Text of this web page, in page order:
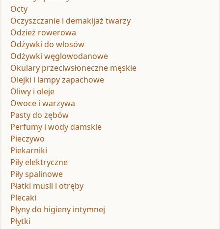
Octy
Oczyszczanie i demakijaż twarzy
Odzież rowerowa
Odżywki do włosów
Odżywki węglowodanowe
Okulary przeciwsłoneczne męskie
Olejki i lampy zapachowe
Oliwy i oleje
Owoce i warzywa
Pasty do zębów
Perfumy i wody damskie
Pieczywo
Piekarniki
Piły elektryczne
Piły spalinowe
Płatki musli i otręby
Plecaki
Płyny do higieny intymnej
Płytki